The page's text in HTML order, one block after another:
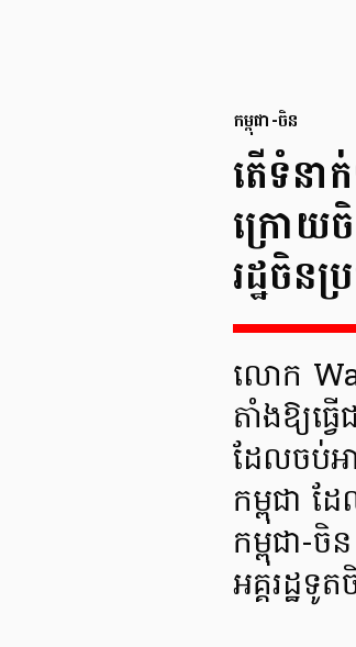
កម្ពុជា-ចិន
តើទំនា
ក្រោយចិ
រដ្ឋចិន
លោក
តាំងឱ្យធ្
ដែលចប់អា
កម្ពុជា ដ
កម្ពុជា-
អគ្គរដ្ឋទូត